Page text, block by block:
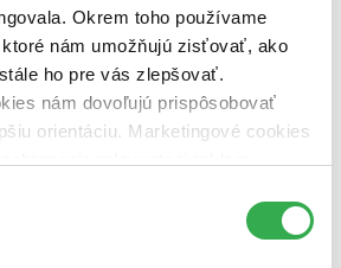
Okrem toho používame
nám umožňujú zisťovať, ako
ho pre vás zlepšovať.
nám dovoľujú prispôsobovať
orientáciu. Marketingové cookies
mohli používať všetky tieto
titul) pevná väzba1